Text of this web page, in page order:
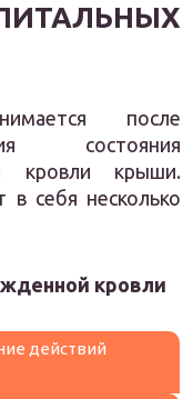
после
состояния
крыши.
в себя несколько
кровли
действий